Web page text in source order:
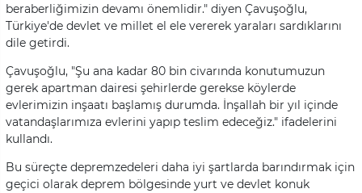
beraberliğimizin devamı önemlidir." diyen Çavuşoğlu,
Türkiye'de devlet ve millet el ele vererek yaraları sardıklarını
dile getirdi.
Çavuşoğlu, "Şu ana kadar 80 bin civarında konutumuzun
gerek apartman dairesi şehirlerde gerekse köylerde
evlerimizin inşaatı başlamış durumda. İnşallah bir yıl içinde
vatandaşlarımıza evlerini yapıp teslim edeceğiz." ifadelerini
kullandı.
Bu süreçte depremzedeleri daha iyi şartlarda barındırmak için
geçici olarak deprem bölgesinde yurt ve devlet konuk